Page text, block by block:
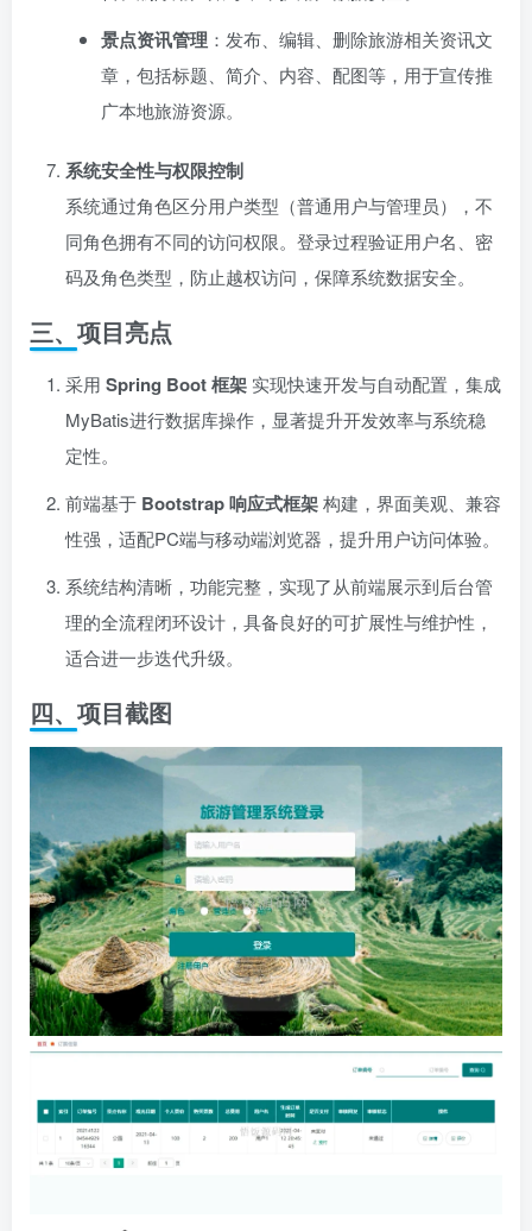
景点资讯管理 ：发布、编辑、删除旅游相关资讯文
章，包括标题、简介、内容、配图等，用于宣传推
广本地旅游资源。
系统安全性与权限控制
系统通过角色区分用户类型（普通用户与管理员），不
同角色拥有不同的访问权限。登录过程验证用户名、密
码及角色类型，防止越权访问，保障系统数据安全。
三、项目亮点
采用 Spring Boot 框架 实现快速开发与自动配置，集成
MyBatis进行数据库操作，显著提升开发效率与系统稳
定性。
前端基于 Bootstrap 响应式框架构建，界面美观、兼容
性强，适配PC端与移动端浏览器，提升用户访问体验。
系统结构清晰，功能完整，实现了从前端展示到后台管
理的全流程闭环设计，具备良好的可扩展性与维护性，
适合进一步迭代升级。
四、项目截图